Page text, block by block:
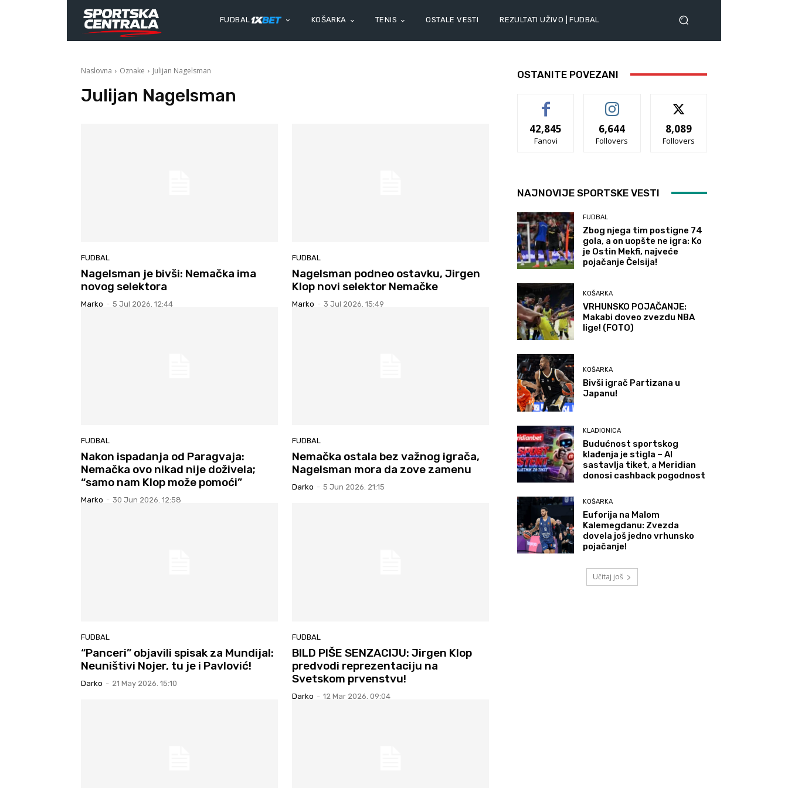
FUDBAL KOŠARKA TENIS OSTALE VESTI REZULTATI UŽIVO | FUDBAL
Naslovna Oznake Julijan Nagelsman
Julijan Nagelsman
FUDBAL
Nagelsman je bivši: Nemačka ima
novog selektora
Marko - 5 Jul 2026. 12:44
FUDBAL
Nagelsman podneo ostavku, Jirgen
Klop novi selektor Nemačke
Marko - 3 Jul 2026. 15:49
FUDBAL
Nakon ispadanja od Paragvaja:
Nemačka ovo nikad nije doživela;
“samo nam Klop može pomoći”
Marko - 30 Jun 2026. 12:58
FUDBAL
Nemačka ostala bez važnog igrača,
Nagelsman mora da zove zamenu
Darko - 5 Jun 2026. 21:15
FUDBAL
“Panceri” objavili spisak za Mundijal:
Neuništivi Nojer, tu je i Pavlović!
Darko - 21 May 2026. 15:10
FUDBAL
BILD PIŠE SENZACIJU: Jirgen Klop
predvodi reprezentaciju na
Svetskom prvenstvu!
Darko - 12 Mar 2026. 09:04
OSTANITE POVEZANI
42,845
Fanovi
6,644
Follovers
8,089
Follovers
NAJNOVIJE SPORTSKE VESTI
FUDBAL
Zbog njega tim postigne 74
gola, a on uopšte ne igra: Ko
je Ostin Mekfi, najveće
pojačanje Čelsija!
KOŠARKA
VRHUNSKO POJAČANJE:
Makabi doveo zvezdu NBA
lige! (FOTO)
KOŠARKA
Bivši igrač Partizana u
Japanu!
KLADIONICA
Budućnost sportskog
klađenja je stigla – AI
sastavlja tiket, a Meridian
donosi cashback pogodnost
KOŠARKA
Euforija na Malom
Kalemegdanu: Zvezda
dovela još jedno vrhunsko
pojačanje!
Učitaj još